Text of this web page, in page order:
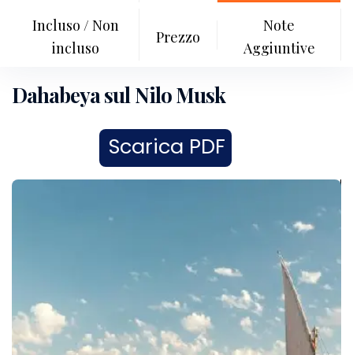
Incluso / Non
incluso
Prezzo
Note
Aggiuntive
Dahabeya sul Nilo Musk
Scarica PDF